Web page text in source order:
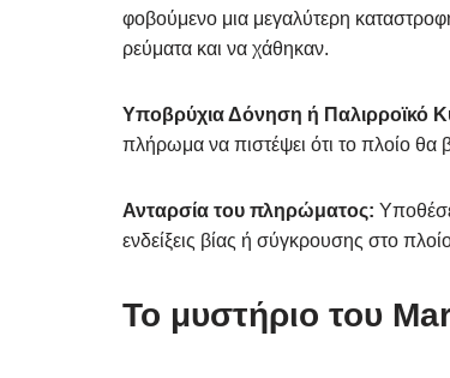
φοβούμενο μια μεγαλύτερη
ρεύματα και να χάθηκαν.
Υποβρύχια Δόνηση ή Παλιρροϊκό
πλήρωμα να πιστέψει ότι το πλοίο θα
Ανταρσία του πληρώματος:
ενδείξεις βίας ή σύγκρουσης στο
Το μυστήριο του